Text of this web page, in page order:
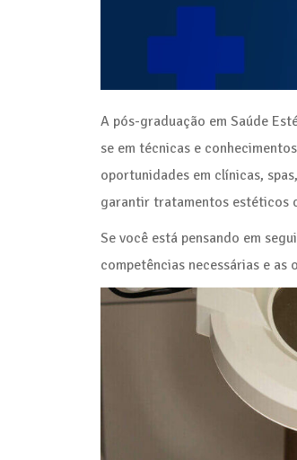
A pós-graduação em Saúde
se em técnicas e
oportunidades em clínicas,
garantir tratamentos estéticos
Se você está pensando em
competências necessárias e as